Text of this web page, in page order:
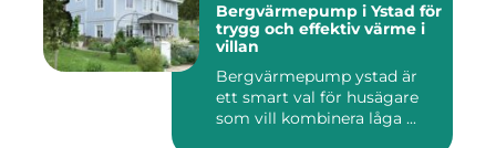
Bergvärmepump i Ystad för
trygg och effektiv värme i
villan
Bergvärmepump ystad är
ett smart val för husägare
som vill kombinera låga ...